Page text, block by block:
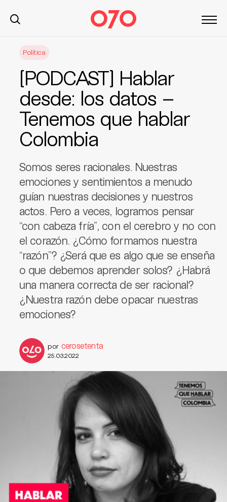
Política
[PODCAST] Hablar
desde: los datos –
Tenemos que hablar
Colombia
Somos seres racionales. Nuestras
emociones y sentimientos a menudo
guían nuestras decisiones y nuestros
actos. Pero a veces, logramos pensar
“con cabeza fría”, con el cerebro y no con
el corazón. ¿Cómo formamos nuestra
“razón”? ¿Será que es algo que se enseña
o que debemos aprender solos? ¿Habrá
una manera correcta de ser racional?
¿Nuestra razón debe opacar nuestras
emociones?
por cerosetenta
25.03.2022